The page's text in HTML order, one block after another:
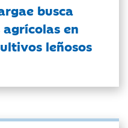
busca
en
leñosos